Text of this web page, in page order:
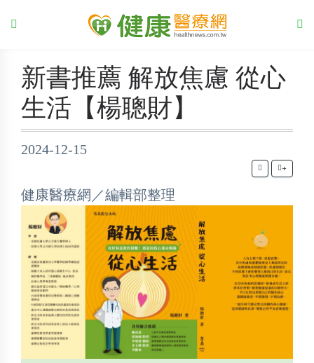
新書推薦 解放焦慮 從心
生活【楊聰財】
2024-12-15
+
健康醫療網／編輯部整理